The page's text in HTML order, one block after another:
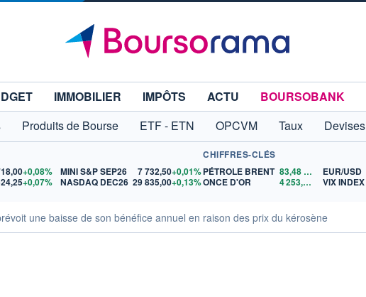
IMMOBILIER IMPÔTS ACTU
BOURSOBANK
Produits de Bourse ETF - ETN OPCVM Taux Devises
+0,08%
+0,07%
MINI S&P SEP26 7 732,50+0,01%
NASDAQ DEC26 29 835,00+0,13%
CHIFFRES-CLÉS
PÉTROLE BRENT 83,48
ONCE D'OR
4 253,80 $US
EUR/USD
VIX INDEX
une baisse de son bénéfice annuel en raison des prix du kérosène